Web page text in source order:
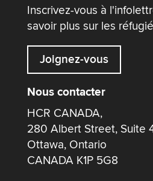
Inscrivez-vous à
savoir plus sur les
Joignez-vous
Nous contacter
HCR CANADA,
280 Albert Street, Suite
Ottawa, Ontario
CANADA K1P 5G8